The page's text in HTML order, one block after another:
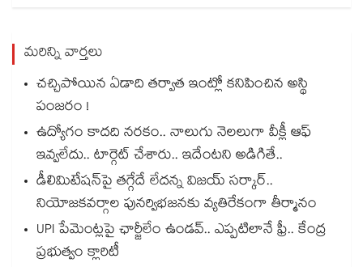
మరిన్ని వార్తలు
చచ్చిపోయిన ఏడాది తర్వాత ఇంట్లో కనిపించిన అస్థి
పంజరం !
ఉద్యోగం కాదది నరకం.. నాలుగు నెలలుగా వీక్లీ ఆఫ్
ఇవ్వలేదు.. టార్గెట్ చేశారు.. ఇదేంటని అడిగితే..
డీలిమిటేషన్‎పై తగ్గేదే లేదన్న విజయ్ సర్కార్..
నియోజకవర్గాల పునర్విభజనకు వ్యతిరేకంగా తీర్మానం
UPI పేమెంట్లపై ఛార్జీలేం ఉండవ్.. ఎప్పటిలానే ఫ్రీ.. కేంద్ర
ప్రభుత్వం క్లారిటీ